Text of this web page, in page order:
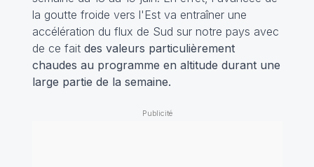
la goutte froide vers l'Est va entraîner une
accélération du flux de Sud sur notre pays avec
de ce fait des valeurs particulièrement
chaudes au programme en altitude durant une
large partie de la semaine.